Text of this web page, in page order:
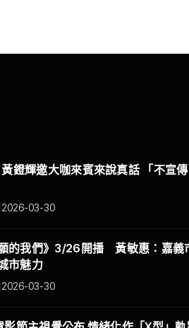
鐙輝邀大咖來賓來說真話 「不宣
2026-03-30
願的我們》3/26開播 黃敏惠：嘉義
市魅力
2026-03-30